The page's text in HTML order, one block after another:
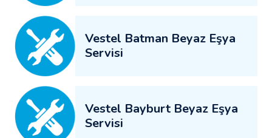
Vestel Batman Beyaz Eşya
Servisi
Vestel Bayburt Beyaz Eşya
Servisi